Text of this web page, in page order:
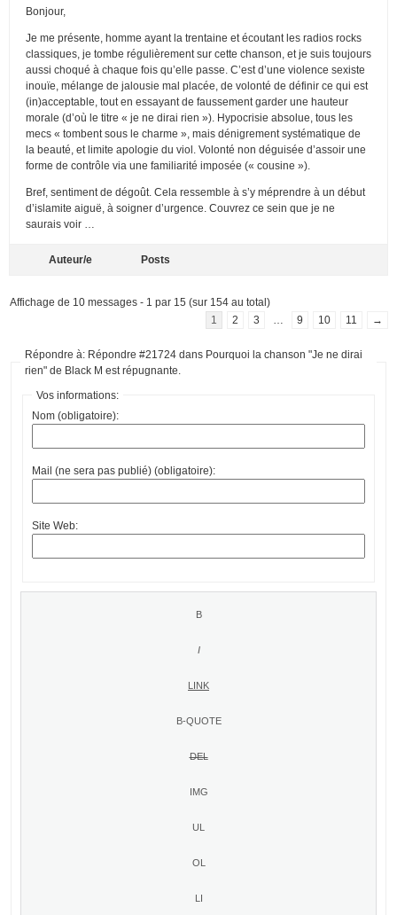
Bonjour,
Je me présente, homme ayant la trentaine et écoutant les radios rocks
classiques, je tombe régulièrement sur cette chanson, et je suis toujours
aussi choqué à chaque fois qu’elle passe. C’est d’une violence sexiste
inouïe, mélange de jalousie mal placée, de volonté de définir ce qui est
(in)acceptable, tout en essayant de faussement garder une hauteur
morale (d’où le titre « je ne dirai rien »). Hypocrisie absolue, tous les
mecs « tombent sous le charme », mais dénigrement systématique de
la beauté, et limite apologie du viol. Volonté non déguisée d’assoir une
forme de contrôle via une familiarité imposée (« cousine »).
Bref, sentiment de dégoût. Cela ressemble à s’y méprendre à un début
d’islamite aiguë, à soigner d’urgence. Couvrez ce sein que je ne
saurais voir …
Auteur/e Posts
Affichage de 10 messages - 1 par 15 (sur 154 au total)
1
2 3 9 10 11 →
Répondre à: Répondre #21724 dans Pourquoi la chanson "Je ne dirai
rien" de Black M est répugnante.
Vos informations:
Nom (obligatoire):
Mail (ne sera pas publié) (obligatoire):
Site Web: